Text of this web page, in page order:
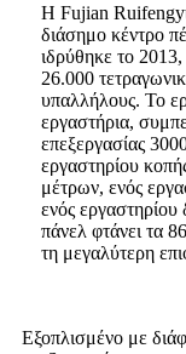
Η Fujian
διάσημο κέντρο
ιδρύθηκε το
26.000
υπαλλήλους. Το
εργαστήρια,
επεξεργασίας
εργαστηρίου
μέτρων, ενός
ενός εργαστηρίου
πάνελ φτάνει τα
τη μεγαλύτερη
Εξοπλισμένο με